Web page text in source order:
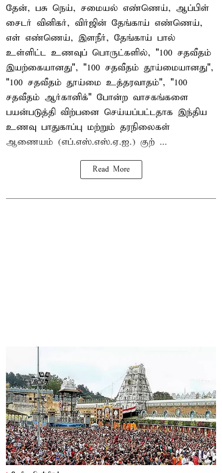
தேன், பசு நெய், சமையல் எண்ணெய், ஆப்பிள்
சைடர் வினிகர், விர்ஜின் தேங்காய் எண்ணெய்,
எள் எண்ணெய், இளநீர், தேங்காய் பால்
உள்ளிட்ட உணவுப் பொருட்களில், "100 சதவீதம்
இயற்கையானது", "100 சதவீதம் தூய்மையானது",
"100 சதவீதம் தூய்மை உத்தரவாதம்", "100
சதவீதம் ஆர்கானிக்" போன்ற வாசகங்களை
பயன்படுத்தி விற்பனை செய்யப்பட்டதாக இந்திய
உணவு பாதுகாப்பு மற்றும் தரநிலைகள்
ஆணையம் (எப்.எஸ்.எஸ்.ஏ.ஐ.) குற் ...
Read More